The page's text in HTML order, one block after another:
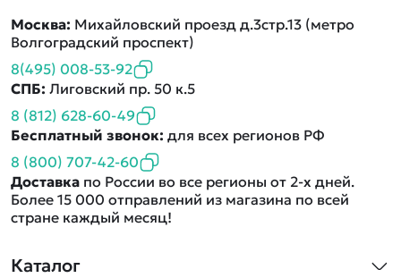
Каталог
Москва: Михайловский проезд д.3стр.13 (метро
Волгоградский проспект)
8(495) 008-53-92
СПБ: Лиговский пр. 50 к.5
8 (812) 628-60-49
Бесплатный звонок: для всех регионов РФ
8 (800) 707-42-60
Доставка по России во все регионы от 2-х дней.
Более 15 000 отправлений из магазина по всей
стране каждый месяц!